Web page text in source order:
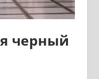
черный